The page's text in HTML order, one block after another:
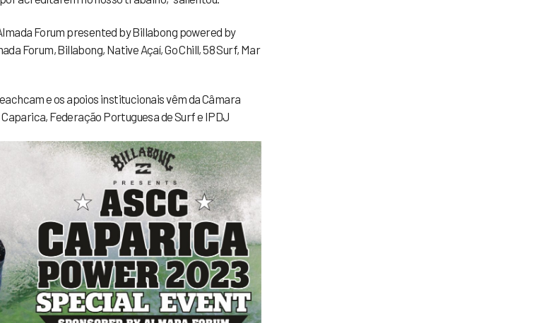
Forum presented by Billabong powered by
Forum, Billabong, Native Açaí, Go Chill, 58 Surf, Mar
e os apoios institucionais vêm da Câmara
Federação Portuguesa de Surf e IPDJ